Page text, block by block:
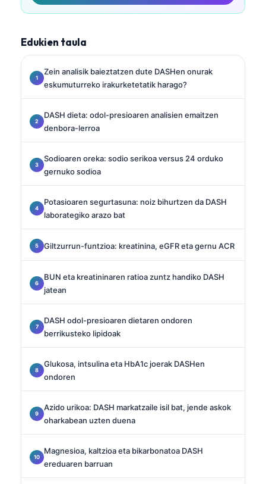
Edukien taula
Zein analisik baieztatzen dute DASHen onurak
eskumuturreko irakurketetatik harago?
DASH dieta: odol-presioaren analisien emaitzen
denbora-lerroa
Sodioaren oreka: sodio serikoa versus 24 orduko
gernuko sodioa
Potasioaren segurtasuna: noiz bihurtzen da DASH
laborategiko arazo bat
Giltzurrun-funtzioa: kreatinina, eGFR eta gernu ACR
BUN eta kreatininaren ratioa zuntz handiko DASH
jatean
DASH odol-presioaren dietaren ondoren
berrikusteko lipidoak
Glukosa, intsulina eta HbA1c joerak DASHen
ondoren
Azido urikoa: DASH markatzaile isil bat, jende askok
oharkabean uzten duena
Magnesioa, kaltzioa eta bikarbonatoa DASH
ereduaren barruan